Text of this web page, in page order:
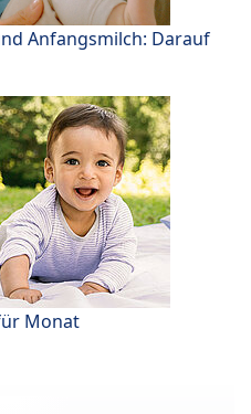
Anfangsmilch: Darauf
Monat